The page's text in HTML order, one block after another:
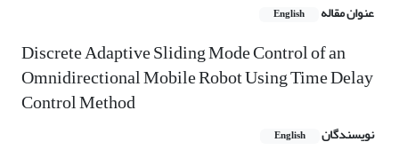
عنوان مقاله English
Discrete Adaptive Sliding Mode Control of an
Omnidirectional Mobile Robot Using Time Delay
Control Method
نویسندگان English